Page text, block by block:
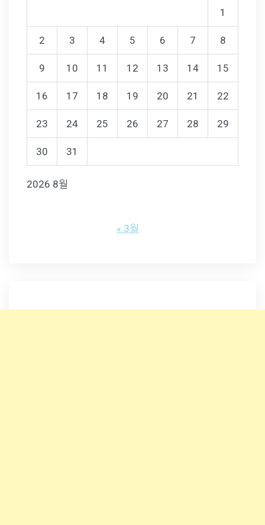
2026 8월
1
2 3 4 5 6 7 8
9 10 11 12 13 14 15
16 17 18 19 20 21 22
23 24 25 26 27 28 29
30 31
« 3월